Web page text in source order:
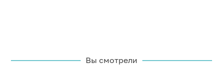
Вы смотрели